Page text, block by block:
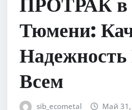
Тюмени:
Всем
sib_ecometal Май